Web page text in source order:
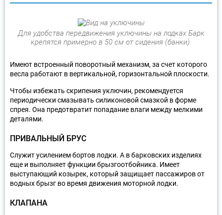
Для удобства передвижения уключины на лодках Барк
крепятся примерно в 50 см от сидения (банки).
Имеют встроенный поворотный механизм, за счет которого
весла работают в вертикальной, горизонтальной плоскости.
Чтобы избежать скрипения уключин, рекомендуется
периодически смазывать силиконовой смазкой в форме
спрея. Она предотвратит попадание влаги между мелкими
деталями.
ПРИВАЛЬНЫЙ БРУС
Служит усилением бортов лодки. А в барковских изделиях
еще и выполняет функции брызгоотбойника. Имеет
выступающий козырек, который защищает пассажиров от
водных брызг во время движения моторной лодки.
КЛАПАНА